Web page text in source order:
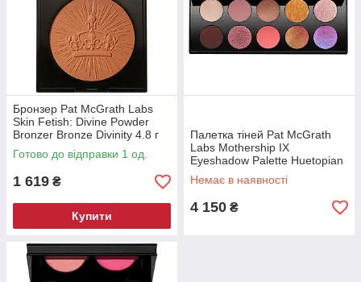
Бронзер Pat McGrath Labs
Skin Fetish: Divine Powder
Bronzer Bronze Divinity 4.8 г
Готово до відправки 1 од.
1 619 ₴
Купити
Палетка тіней Pat McGrath
Labs Mothership IX
Eyeshadow Palette Huetopian
Dream без коробки 14.1 г
Немає в наявності
4 150 ₴